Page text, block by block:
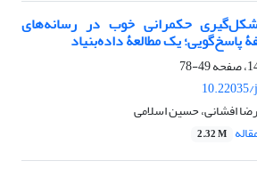
حکمرانی خوب در رسانه‌های
پاسخ‌گویی؛ یک مطالعۀ داده‌بنیاد
49-78
افشانی، حسین اسلامی
2.32 M